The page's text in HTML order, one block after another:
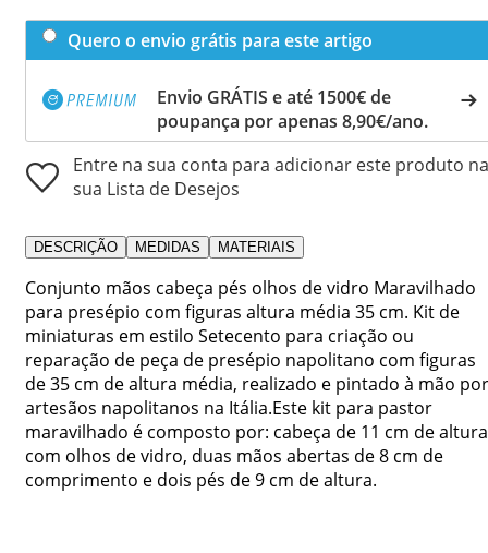
Quero o envio grátis para este artigo
Envio GRÁTIS e até 1500€ de
poupança por apenas 8,90€/ano.
Entre na sua conta para adicionar este produto na
sua Lista de Desejos
DESCRIÇÃO MEDIDAS MATERIAIS
Conjunto mãos cabeça pés olhos de vidro Maravilhado
para presépio com figuras altura média 35 cm. Kit de
miniaturas em estilo Setecento para criação ou
reparação de peça de presépio napolitano com figuras
de 35 cm de altura média, realizado e pintado à mão por
artesãos napolitanos na Itália.Este kit para pastor
maravilhado é composto por: cabeça de 11 cm de altura
com olhos de vidro, duas mãos abertas de 8 cm de
comprimento e dois pés de 9 cm de altura.